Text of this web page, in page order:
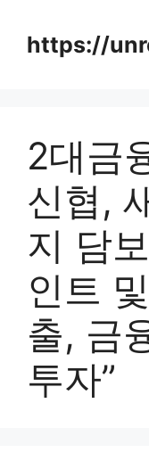
contenthttps://
2대금
신협,
지 담
인트
출, 금
투자”